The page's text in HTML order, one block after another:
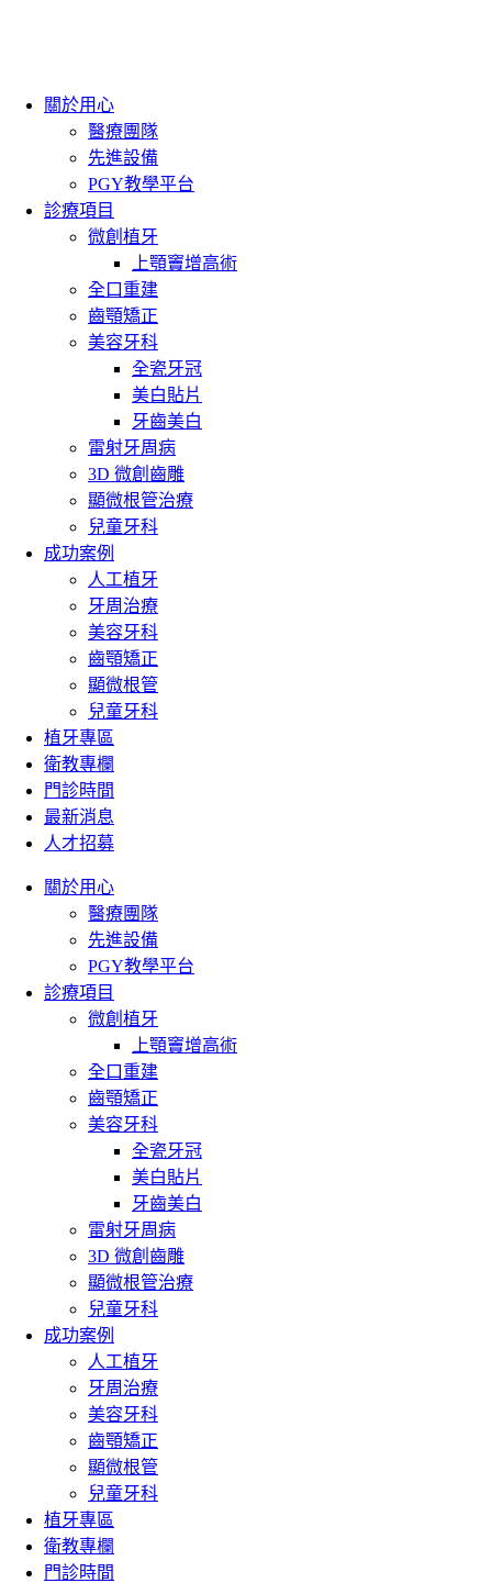
關於用心
醫療團隊
先進設備
PGY教學平台
診療項目
微創植牙
上顎竇增高術
全口重建
齒顎矯正
美容牙科
全瓷牙冠
美白貼片
牙齒美白
雷射牙周病
3D 微創齒雕
顯微根管治療
兒童牙科
成功案例
人工植牙
牙周治療
美容牙科
齒顎矯正
顯微根管
兒童牙科
植牙專區
衛教專欄
門診時間
最新消息
人才招募
關於用心
醫療團隊
先進設備
PGY教學平台
診療項目
微創植牙
上顎竇增高術
全口重建
齒顎矯正
美容牙科
全瓷牙冠
美白貼片
牙齒美白
雷射牙周病
3D 微創齒雕
顯微根管治療
兒童牙科
成功案例
人工植牙
牙周治療
美容牙科
齒顎矯正
顯微根管
兒童牙科
植牙專區
衛教專欄
門診時間